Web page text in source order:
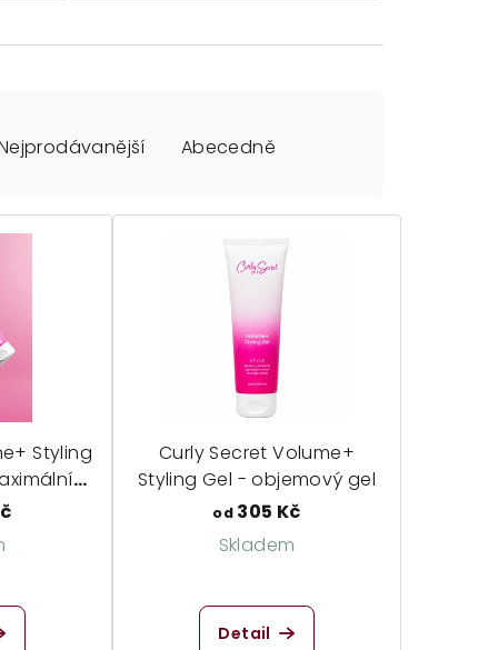
Abecedně
Styling
Curly Secret Volume+
Styling Gel - objemový gel
od305 Kč
Skladem
Detail